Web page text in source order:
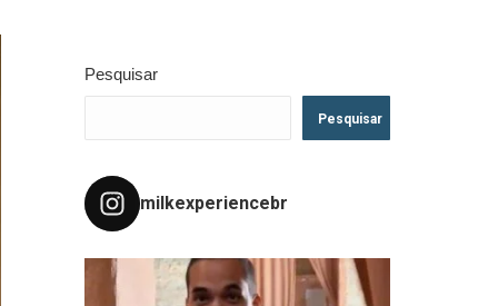
Pesquisar
Pesquisar
milkexperiencebr